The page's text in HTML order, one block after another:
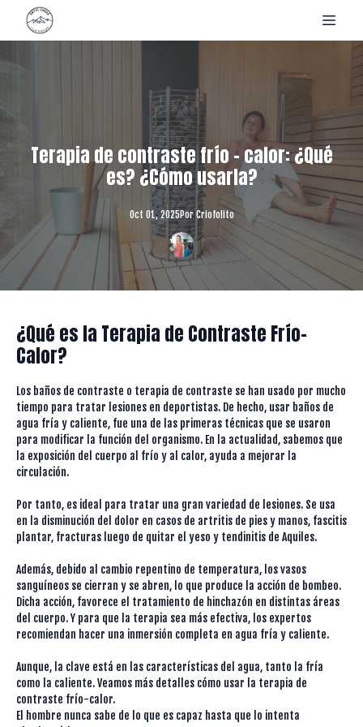
Terapia de contraste frío – calor: ¿Qué
es? ¿Cómo usarla?
Oct 01, 2025Por Criofolito
¿Qué es la Terapia de Contraste Frío-
Calor?
Los baños de contraste o terapia de contraste se han usado por mucho
tiempo para tratar lesiones en deportistas. De hecho, usar baños de
agua fría y caliente, fue una de las primeras técnicas que se usaron
para modificar la función del organismo. En la actualidad, sabemos que
la exposición del cuerpo al frío y al calor, ayuda a mejorar la
circulación.
Por tanto, es ideal para tratar una gran variedad de lesiones. Se usa
en la disminución del dolor en casos de artritis de pies y manos, fascitis
plantar, fracturas luego de quitar el yeso y tendinitis de Aquiles.
Además, debido al cambio repentino de temperatura, los vasos
sanguíneos se cierran y se abren, lo que produce la acción de bombeo.
Dicha acción, favorece el tratamiento de hinchazón en distintas áreas
del cuerpo. Y para que la terapia sea más efectiva, los expertos
recomiendan hacer una inmersión completa en agua fría y caliente.
Aunque, la clave está en las características del agua, tanto la fría
como la caliente. Veamos más detalles cómo usar la terapia de
contraste frío-calor.
El hombre nunca sabe de lo que es capaz hasta que lo intenta